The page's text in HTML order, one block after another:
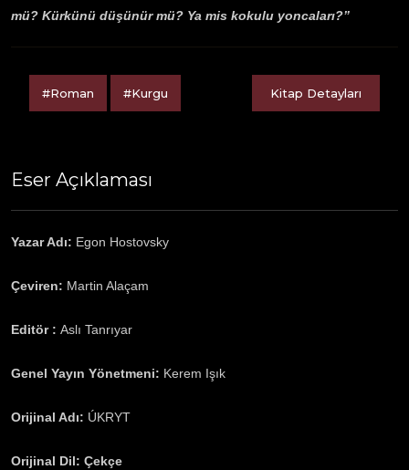
mü? Kürkünü düşünür mü? Ya mis kokulu yoncaları?”
#Roman #Kurgu Kitap Detayları
Eser Açıklaması
Yazar Adı: Egon Hostovsky
Çeviren: Martin Alaçam
Editör : Aslı Tanrıyar
Genel Yayın Yönetmeni: Kerem Işık
Orijinal Adı: ÚKRYT
Orijinal Dil: Çekçe